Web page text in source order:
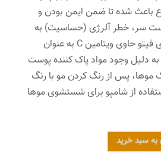
باعث شده تا ضمن ایمن بودن و
سر، خطر آلرژی (حساسیت) به
حداقل برسد. رنگ موی فیتو حاوی ویتامین C به عنوان
دلیل وجود مواد پاک کننده پوست
موها، پس از رنگ کردن مو با رنگ
از شامپو برای شستشوی موها
به سبد خرید